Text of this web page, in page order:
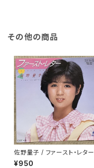
その他の商品
佐野量子 / ファースト・レター
¥950